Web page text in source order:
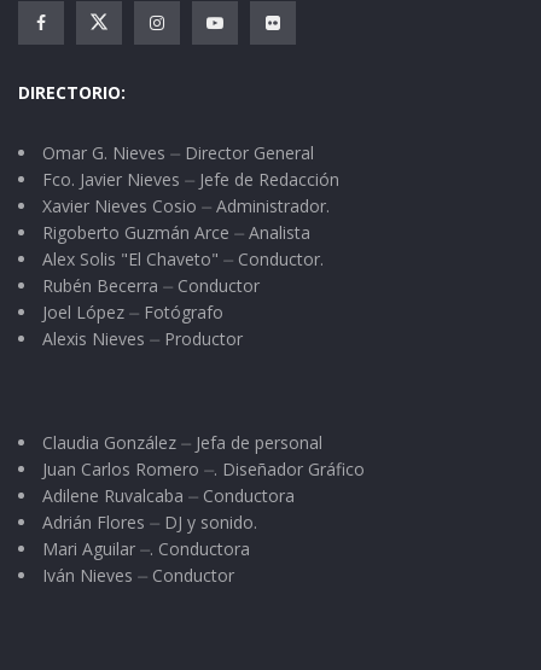
DIRECTORIO:
Omar G. Nieves ⏤ Director General
Fco. Javier Nieves ⏤ Jefe de Redacción
Xavier Nieves Cosio ⏤ Administrador.
Rigoberto Guzmán Arce ⏤ Analista
Alex Solis "El Chaveto" ⏤ Conductor.
Rubén Becerra ⏤ Conductor
Joel López ⏤ Fotógrafo
Alexis Nieves ⏤ Productor
Claudia González ⏤ Jefa de personal
Juan Carlos Romero ⏤. Diseñador Gráfico
Adilene Ruvalcaba ⏤ Conductora
Adrián Flores ⏤ DJ y sonido.
Mari Aguilar ⏤. Conductora
Iván Nieves ⏤ Conductor